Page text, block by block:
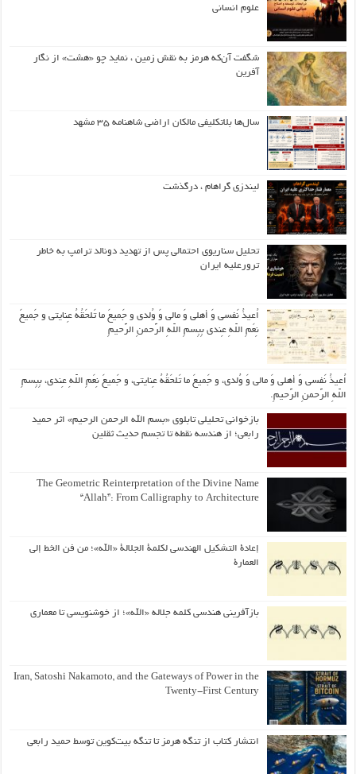
علوم انسانی
شگفت آن‌که هرمز به نقش زمین ، نماید چو «هشت» از نگار
آفرین
سال‌ها بلاتکلیفی مالکان اراضی شاهنامه ۳۵ مشهد
لیندزی گراهام ، درگذشت
تحلیل سناریوی احتمالی پس از تهدید دونالد ترامپ به خاطر
ترورعلیه ایران
اُعیذُ نَفسی وَ أهلی وَ مالی وَ وُلدی و جَمیعَ ما تَلحَقُهُ عِنایتی و جَمیعَ
نِعَمِ اللّهِ عِندی بِبِسمِ اللّهِ الرَّحمنِ الرَّحیمِ
اُعیذُ نَفسی وَ أهلی وَ مالی وَ وُلدی، و جَمیعَ ما تَلحَقُهُ عِنایتی، و جَمیعَ نِعَمِ اللّهِ عِندی، بِبِسمِ
اللّهِ الرَّحمنِ الرَّحیمِ.
بازخوانی تحلیلی تابلوی «بسم الله الرحمن الرحیم» اثر حمید
رابعی؛ از هندسه نقطه تا تجسم حدیث ثقلین
The Geometric Reinterpretation of the Divine Name
“Allah”: From Calligraphy to Architecture
إعادة التشكيل الهندسي لكلمة الجلالة «الله»؛ من فن الخط إلى
العمارة
بازآفرینی هندسی کلمه جلاله «الله»؛ از خوشنویسی تا معماری
Iran, Satoshi Nakamoto, and the Gateways of Power in the
Twenty-First Century
انتشار کتاب از تنگه هرمز تا تنگه بیت‌کوین توسط حمید رابعی